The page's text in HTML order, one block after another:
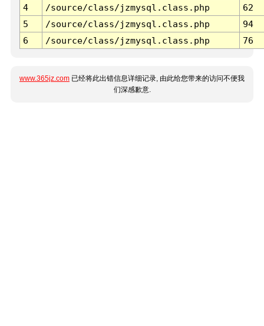
4
/source/class/jzmysql.class.php
62
5
/source/class/jzmysql.class.php
94
6
/source/class/jzmysql.class.php 76
www.365jz.com 已经将此出错信息详细记录, 由此给您带来的访问不便我
们深感歉意.